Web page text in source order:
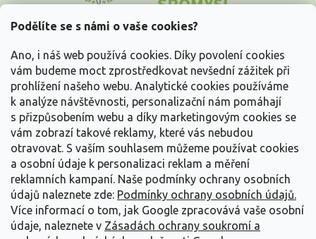
Podělíte se s námi o vaše cookies?
Ano, i náš web používá cookies. Díky povolení cookies
vám budeme moct zprostředkovat nevšední zážitek při
prohlížení našeho webu. Analytické cookies používáme
k analýze návštěvnosti, personalizační nám pomáhají
s přizpůsobením webu a díky marketingovým cookies se
vám zobrazí takové reklamy, které vás nebudou
otravovat. S vaším souhlasem můžeme používat cookies
a osobní údaje k personalizaci reklam a měření
reklamních kampaní. Naše podmínky ochrany osobních
údajů naleznete zde: Podmínky ochrany osobních údajů.
Více informací o tom, jak Google zpracovává vaše osobní
údaje, naleznete v Zásadách ochrany soukromí a
p
Vše o nákupu
Informace pro Vás
Kontakujte nás